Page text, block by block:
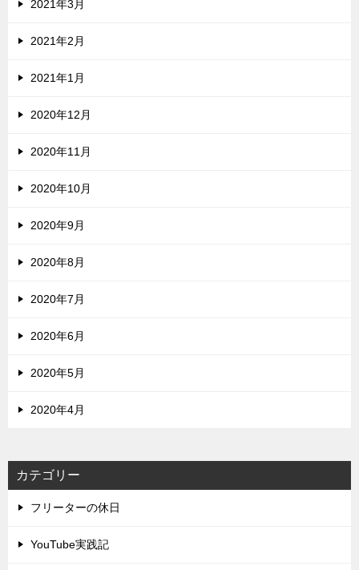
2021年3月
2021年2月
2021年1月
2020年12月
2020年11月
2020年10月
2020年9月
2020年8月
2020年7月
2020年6月
2020年5月
2020年4月
カテゴリー
フリーターの休日
YouTube実践記